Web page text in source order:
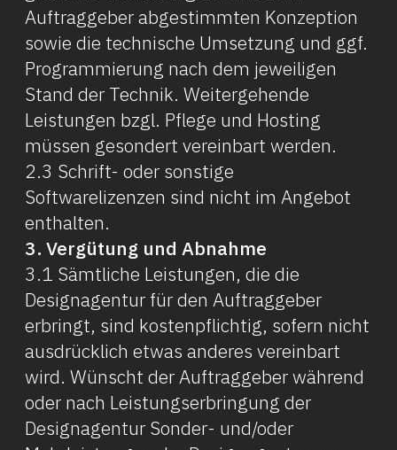
Auftraggeber abgestimmten Konzeption
sowie die technische Umsetzung und ggf.
Programmierung nach dem jeweiligen
Stand der Technik. Weiter­gehende
Leistungen bzgl. Pflege und Hosting
müssen gesondert vereinbart werden.
2.3 Schrift- oder sonstige
Softwarelizenzen sind nicht im Angebot
enthalten.
3. Vergütung und Abnahme
3.1 Sämtliche Leistungen, die die
Designagentur für den Auftraggeber
erbringt, sind kostenpflichtig, sofern nicht
ausdrücklich etwas anderes vereinbart
wird. Wünscht der Auftraggeber während
oder nach Leistungserbringung der
Designagentur Sonder- und/oder